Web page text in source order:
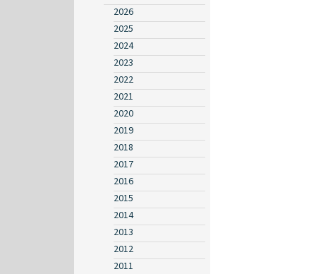
2026
2025
2024
2023
2022
2021
2020
2019
2018
2017
2016
2015
2014
2013
2012
2011